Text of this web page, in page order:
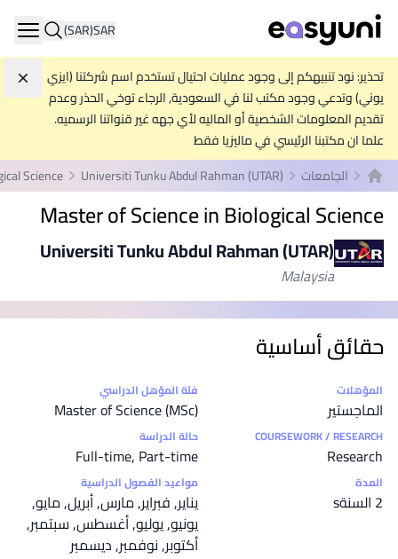
SAR
(SAR)
تحذير: نود تنبيهكم إلى وجود عمليات احتيال تستخدم اسم شركتنا (ايزي
يوني) وتدعي وجود مكتب لنا في السعودية, الرجاء توخي الحذر وعدم
تقديم المعلومات الشخصية أو الماليه لأي جهه غير قنواتنا الرسميه.
علما ان مكتبنا الرئيسي في ماليزيا فقط
الصفحة الرئيسية
الجامعات Universiti Tunku Abdul Rahman (UTAR)
Science
Master of Science in Biological Science
Universiti Tunku Abdul Rahman (UTAR)
Malaysia
حقائق أساسية
إحصائيات
المؤهلات
الماجستير
فئة المؤهل الدراسي
Master of Science (MSc)
COURSEWORK / RESEARCH
Research
حالة الدراسة
Full-time, Part-time
المدة
2 السنةs
مواعيد الفصول الدراسية
يناير, فبراير, مارس, أبريل, مايو,
يونيو, يوليو, أغسطس, سبتمبر,
أكتوبر, نوفمبر, ديسمبر